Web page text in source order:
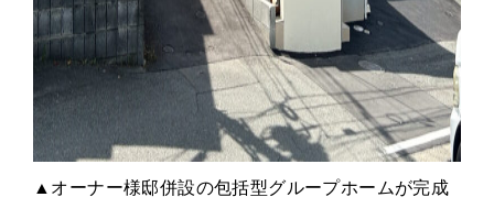
▲オーナー様邸併設の包括型グループホームが完成